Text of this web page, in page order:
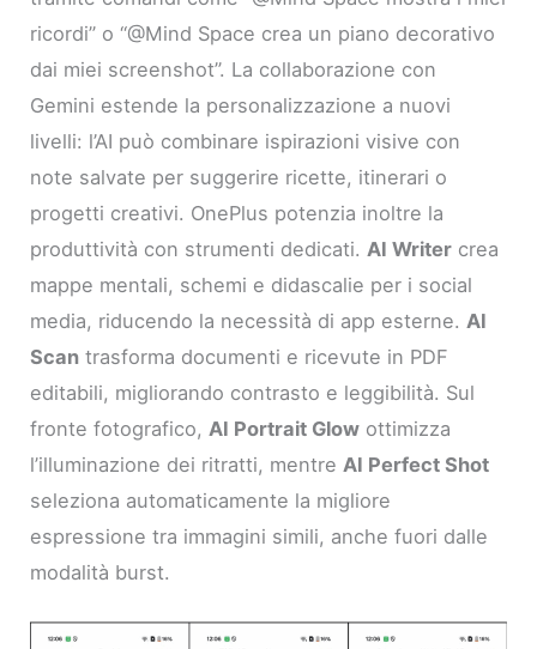
ricordi” o “@Mind Space crea un piano decorativo
dai miei screenshot”. La collaborazione con
Gemini estende la personalizzazione a nuovi
livelli: l’AI può combinare ispirazioni visive con
note salvate per suggerire ricette, itinerari o
progetti creativi. OnePlus potenzia inoltre la
produttività con strumenti dedicati. AI Writer crea
mappe mentali, schemi e didascalie per i social
media, riducendo la necessità di app esterne. AI
Scan trasforma documenti e ricevute in PDF
editabili, migliorando contrasto e leggibilità. Sul
fronte fotografico, AI Portrait Glow ottimizza
l’illuminazione dei ritratti, mentre AI Perfect Shot
seleziona automaticamente la migliore
espressione tra immagini simili, anche fuori dalle
modalità burst.